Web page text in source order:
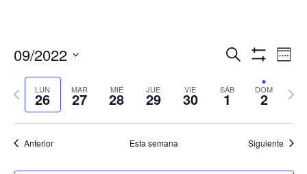
búsqueda
y
vistas
Buscar
de
de
09/2022
fecha.LUN
26 MAR
27 MIÉ
28 JUE
29 VIE
30 SÁB
1 DOM
2
Semana
anterior
Anterior Esta semana Siguiente